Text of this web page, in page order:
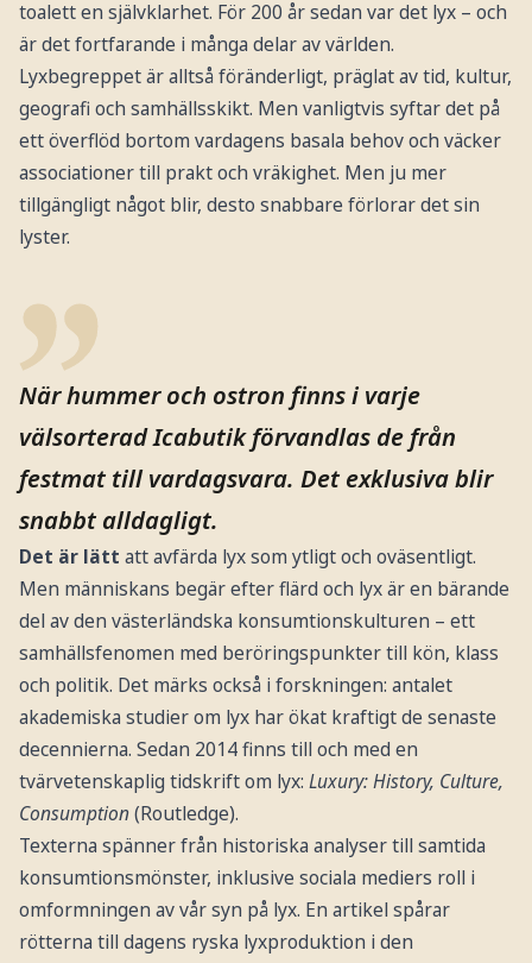
toalett en självklarhet. För 200 år sedan var det lyx – och
är det fortfarande i många delar av världen.
Lyxbegreppet är alltså föränderligt, präglat av tid, kultur,
geografi och samhällsskikt. Men vanligtvis syftar det på
ett överflöd bortom vardagens basala behov och väcker
associationer till prakt och vräkighet. Men ju mer
tillgängligt något blir, desto snabbare förlorar det sin
lyster.
När hummer och ostron finns i varje
välsorterad Icabutik förvandlas de från
festmat till vardagsvara. Det exklusiva blir
snabbt alldagligt.
Det är lätt att avfärda lyx som ytligt och oväsentligt.
Men människans begär efter flärd och lyx är en bärande
del av den västerländska konsumtionskulturen – ett
samhällsfenomen med beröringspunkter till kön, klass
och politik. Det märks också i forskningen: antalet
akademiska studier om lyx har ökat kraftigt de senaste
decennierna. Sedan 2014 finns till och med en
tvärvetenskaplig tidskrift om lyx: Luxury: History, Culture,
Consumption(Routledge).
Texterna spänner från historiska analyser till samtida
konsumtionsmönster, inklusive sociala mediers roll i
omformningen av vår syn på lyx. En artikel spårar
rötterna till dagens ryska lyxproduktion i den